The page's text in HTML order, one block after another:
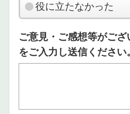
役に立たなかった
ご意見・ご感想等がご
をご入力し送信ください